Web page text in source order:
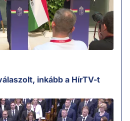
inkább a HírTV-t